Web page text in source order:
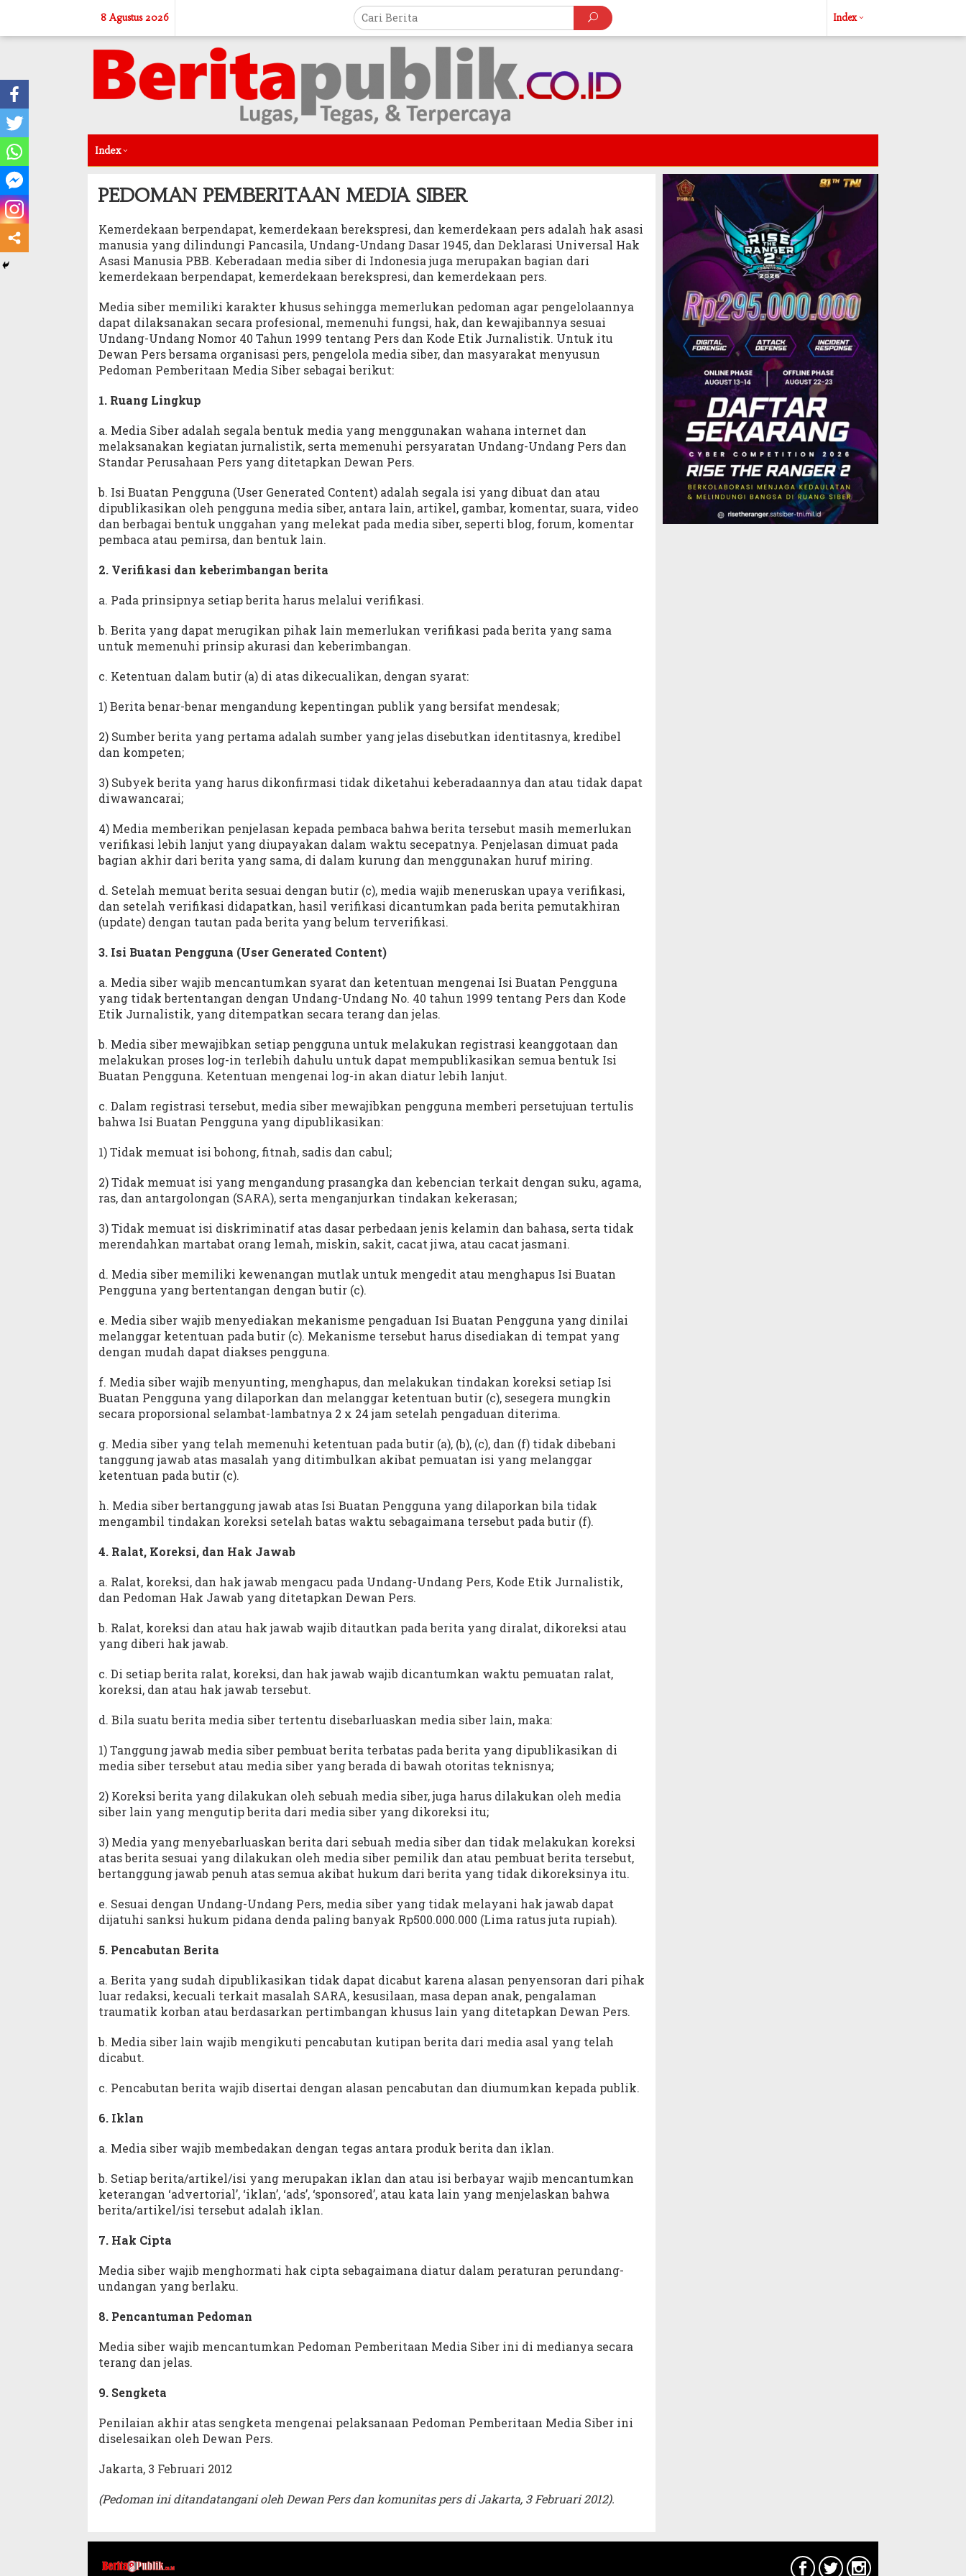
8 Agustus 2026 Index
Index
PEDOMAN PEMBERITAAN MEDIA SIBER
|
1
2017
Oleh
Admin
Kemerdekaan berpendapat, kemerdekaan berekspresi, dan kemerdekaan pers adalah hak asasi
manusia yang dilindungi Pancasila, Undang-Undang Dasar 1945, dan Deklarasi Universal Hak
Asasi Manusia PBB. Keberadaan media siber di Indonesia juga merupakan bagian dari
kemerdekaan berpendapat, kemerdekaan berekspresi, dan kemerdekaan pers.
Media siber memiliki karakter khusus sehingga memerlukan pedoman agar pengelolaannya
dapat dilaksanakan secara profesional, memenuhi fungsi, hak, dan kewajibannya sesuai
Undang-Undang Nomor 40 Tahun 1999 tentang Pers dan Kode Etik Jurnalistik. Untuk itu
Dewan Pers bersama organisasi pers, pengelola media siber, dan masyarakat menyusun
Pedoman Pemberitaan Media Siber sebagai berikut:
1. Ruang Lingkup
a. Media Siber adalah segala bentuk media yang menggunakan wahana internet dan
melaksanakan kegiatan jurnalistik, serta memenuhi persyaratan Undang-Undang Pers dan
Standar Perusahaan Pers yang ditetapkan Dewan Pers.
b. Isi Buatan Pengguna (User Generated Content) adalah segala isi yang dibuat dan atau
dipublikasikan oleh pengguna media siber, antara lain, artikel, gambar, komentar, suara, video
dan berbagai bentuk unggahan yang melekat pada media siber, seperti blog, forum, komentar
pembaca atau pemirsa, dan bentuk lain.
2. Verifikasi dan keberimbangan berita
a. Pada prinsipnya setiap berita harus melalui verifikasi.
b. Berita yang dapat merugikan pihak lain memerlukan verifikasi pada berita yang sama
untuk memenuhi prinsip akurasi dan keberimbangan.
c. Ketentuan dalam butir (a) di atas dikecualikan, dengan syarat:
1) Berita benar-benar mengandung kepentingan publik yang bersifat mendesak;
2) Sumber berita yang pertama adalah sumber yang jelas disebutkan identitasnya, kredibel
dan kompeten;
3) Subyek berita yang harus dikonfirmasi tidak diketahui keberadaannya dan atau tidak dapat
diwawancarai;
4) Media memberikan penjelasan kepada pembaca bahwa berita tersebut masih memerlukan
verifikasi lebih lanjut yang diupayakan dalam waktu secepatnya. Penjelasan dimuat pada
bagian akhir dari berita yang sama, di dalam kurung dan menggunakan huruf miring.
d. Setelah memuat berita sesuai dengan butir (c), media wajib meneruskan upaya verifikasi,
dan setelah verifikasi didapatkan, hasil verifikasi dicantumkan pada berita pemutakhiran
(update) dengan tautan pada berita yang belum terverifikasi.
3. Isi Buatan Pengguna (User Generated Content)
a. Media siber wajib mencantumkan syarat dan ketentuan mengenai Isi Buatan Pengguna
yang tidak bertentangan dengan Undang-Undang No. 40 tahun 1999 tentang Pers dan Kode
Etik Jurnalistik, yang ditempatkan secara terang dan jelas.
b. Media siber mewajibkan setiap pengguna untuk melakukan registrasi keanggotaan dan
melakukan proses log-in terlebih dahulu untuk dapat mempublikasikan semua bentuk Isi
Buatan Pengguna. Ketentuan mengenai log-in akan diatur lebih lanjut.
c. Dalam registrasi tersebut, media siber mewajibkan pengguna memberi persetujuan tertulis
bahwa Isi Buatan Pengguna yang dipublikasikan:
1) Tidak memuat isi bohong, fitnah, sadis dan cabul;
2) Tidak memuat isi yang mengandung prasangka dan kebencian terkait dengan suku, agama,
ras, dan antargolongan (SARA), serta menganjurkan tindakan kekerasan;
3) Tidak memuat isi diskriminatif atas dasar perbedaan jenis kelamin dan bahasa, serta tidak
merendahkan martabat orang lemah, miskin, sakit, cacat jiwa, atau cacat jasmani.
d. Media siber memiliki kewenangan mutlak untuk mengedit atau menghapus Isi Buatan
Pengguna yang bertentangan dengan butir (c).
e. Media siber wajib menyediakan mekanisme pengaduan Isi Buatan Pengguna yang dinilai
melanggar ketentuan pada butir (c). Mekanisme tersebut harus disediakan di tempat yang
dengan mudah dapat diakses pengguna.
f. Media siber wajib menyunting, menghapus, dan melakukan tindakan koreksi setiap Isi
Buatan Pengguna yang dilaporkan dan melanggar ketentuan butir (c), sesegera mungkin
secara proporsional selambat-lambatnya 2 x 24 jam setelah pengaduan diterima.
g. Media siber yang telah memenuhi ketentuan pada butir (a), (b), (c), dan (f) tidak dibebani
tanggung jawab atas masalah yang ditimbulkan akibat pemuatan isi yang melanggar
ketentuan pada butir (c).
h. Media siber bertanggung jawab atas Isi Buatan Pengguna yang dilaporkan bila tidak
mengambil tindakan koreksi setelah batas waktu sebagaimana tersebut pada butir (f).
4. Ralat, Koreksi, dan Hak Jawab
a. Ralat, koreksi, dan hak jawab mengacu pada Undang-Undang Pers, Kode Etik Jurnalistik,
dan Pedoman Hak Jawab yang ditetapkan Dewan Pers.
b. Ralat, koreksi dan atau hak jawab wajib ditautkan pada berita yang diralat, dikoreksi atau
yang diberi hak jawab.
c. Di setiap berita ralat, koreksi, dan hak jawab wajib dicantumkan waktu pemuatan ralat,
koreksi, dan atau hak jawab tersebut.
d. Bila suatu berita media siber tertentu disebarluaskan media siber lain, maka:
1) Tanggung jawab media siber pembuat berita terbatas pada berita yang dipublikasikan di
media siber tersebut atau media siber yang berada di bawah otoritas teknisnya;
2) Koreksi berita yang dilakukan oleh sebuah media siber, juga harus dilakukan oleh media
siber lain yang mengutip berita dari media siber yang dikoreksi itu;
3) Media yang menyebarluaskan berita dari sebuah media siber dan tidak melakukan koreksi
atas berita sesuai yang dilakukan oleh media siber pemilik dan atau pembuat berita tersebut,
bertanggung jawab penuh atas semua akibat hukum dari berita yang tidak dikoreksinya itu.
e. Sesuai dengan Undang-Undang Pers, media siber yang tidak melayani hak jawab dapat
dijatuhi sanksi hukum pidana denda paling banyak Rp500.000.000 (Lima ratus juta rupiah).
5. Pencabutan Berita
a. Berita yang sudah dipublikasikan tidak dapat dicabut karena alasan penyensoran dari pihak
luar redaksi, kecuali terkait masalah SARA, kesusilaan, masa depan anak, pengalaman
traumatik korban atau berdasarkan pertimbangan khusus lain yang ditetapkan Dewan Pers.
b. Media siber lain wajib mengikuti pencabutan kutipan berita dari media asal yang telah
dicabut.
c. Pencabutan berita wajib disertai dengan alasan pencabutan dan diumumkan kepada publik.
6. Iklan
a. Media siber wajib membedakan dengan tegas antara produk berita dan iklan.
b. Setiap berita/artikel/isi yang merupakan iklan dan atau isi berbayar wajib mencantumkan
keterangan ‘advertorial’, ‘iklan’, ‘ads’, ‘sponsored’, atau kata lain yang menjelaskan bahwa
berita/artikel/isi tersebut adalah iklan.
7. Hak Cipta
Media siber wajib menghormati hak cipta sebagaimana diatur dalam peraturan perundang-
undangan yang berlaku.
8. Pencantuman Pedoman
Media siber wajib mencantumkan Pedoman Pemberitaan Media Siber ini di medianya secara
terang dan jelas.
9. Sengketa
Penilaian akhir atas sengketa mengenai pelaksanaan Pedoman Pemberitaan Media Siber ini
diselesaikan oleh Dewan Pers.
Jakarta, 3 Februari 2012
(Pedoman ini ditandatangani oleh Dewan Pers dan komunitas pers di Jakarta, 3 Februari 2012).